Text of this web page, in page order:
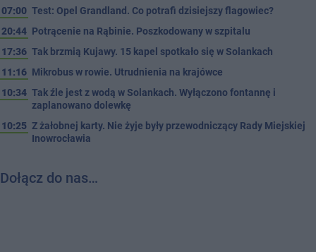
07:00 Test: Opel Grandland. Co potrafi dzisiejszy flagowiec?
20:44 Potrącenie na Rąbinie. Poszkodowany w szpitalu
17:36 Tak brzmią Kujawy. 15 kapel spotkało się w Solankach
11:16 Mikrobus w rowie. Utrudnienia na krajówce
10:34 Tak źle jest z wodą w Solankach. Wyłączono fontannę i
zaplanowano dolewkę
10:25 Z żałobnej karty. Nie żyje były przewodniczący Rady Miejskiej
Inowrocławia
Dołącz do nas…